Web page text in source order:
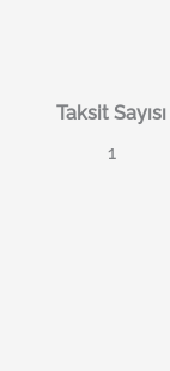
Taksit Sayısı
1